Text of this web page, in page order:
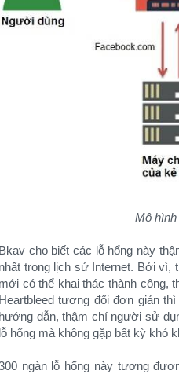
Mô hình
Bkav cho biết các lỗ hổng này
nhất trong lịch sử Internet. Bởi vì,
mới có thể khai thác thành công,
Heartbleed tương đối đơn giản
hướng dẫn, thậm chí người sử
lỗ hổng mà không gặp bất kỳ khó
ngàn lỗ hổng này tương